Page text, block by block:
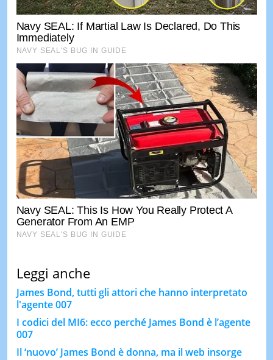
Leggi anche
James Bond, tutti gli attori che hanno interpretato
l'agente 007
I codici del MI6: ecco perché James Bond è l’agente
007
Il ‘nuovo’ James Bond è donna, ma il web insorge